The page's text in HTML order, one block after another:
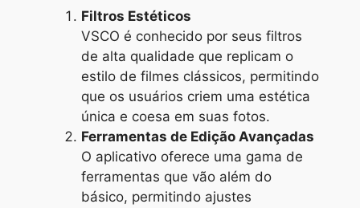
Filtros Estéticos
VSCO é conhecido por seus filtros
de alta qualidade que replicam o
estilo de filmes clássicos, permitindo
que os usuários criem uma estética
única e coesa em suas fotos.
Ferramentas de Edição Avançadas
O aplicativo oferece uma gama de
ferramentas que vão além do
básico, permitindo ajustes